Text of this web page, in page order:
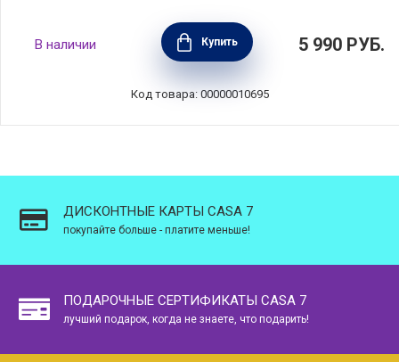
Крышка Chef 20 см нержавеющая сталь
18/10, BEKA, Бельгия, 12069200
В наличии Купить 5 990 РУБ.
Код товара: 00000010695
ДИСКОНТНЫЕ КАРТЫ CASA 7
покупайте больше - платите меньше!
ПОДАРОЧНЫЕ СЕРТИФИКАТЫ CASA 7
лучший подарок, когда не знаете, что подарить!